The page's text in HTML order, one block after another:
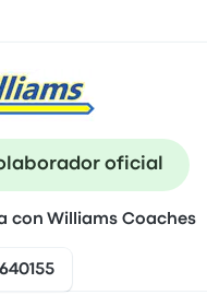
oficial
con Williams Coaches